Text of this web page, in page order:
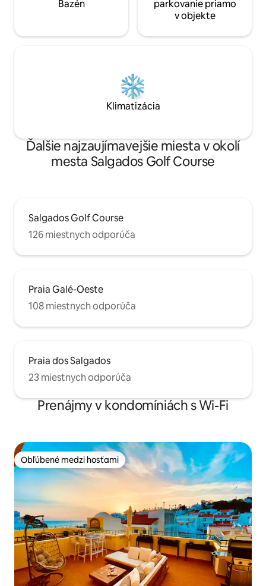
Bazén
parkovanie priamo
v objekte
Klimatizácia
Ďalšie najzaujímavejšie miesta v okolí
mesta Salgados Golf Course
Salgados Golf Course
126 miestnych odporúča
Praia Galé-Oeste
108 miestnych odporúča
Praia dos Salgados
23 miestnych odporúča
Prenájmy v kondomíniách s Wi-Fi
Obľúbené medzi hosťami
Obľúbené medzi hosťami